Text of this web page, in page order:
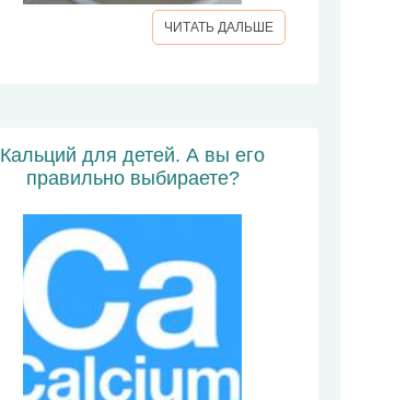
ЧИТАТЬ ДАЛЬШЕ
Кальций для детей. А вы его
правильно выбираете?